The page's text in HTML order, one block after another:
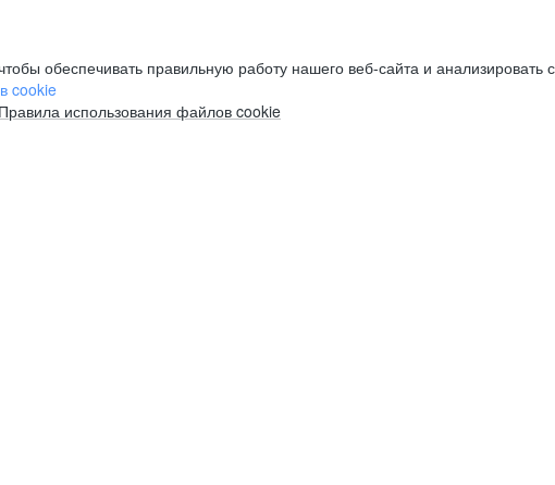
обеспечивать правильную работу нашего веб-сайта и анализировать
cookie
Правила использования файлов cookie